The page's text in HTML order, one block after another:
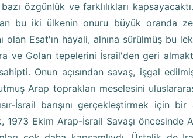
bazı özgünlük ve farklılıkları
bu iki ülkenin onuru büyük oranda
olan Esat'ın hayali, alnına sürülmüş bu
ve Golan tepelerini İsrail'den geri
Onun açısından savaş, işgal
Arap toprakları meselesini
İsrail barışını gerçekleştirmek için bir
1973 Ekim Arap-İsrail Savaşı öncesinde